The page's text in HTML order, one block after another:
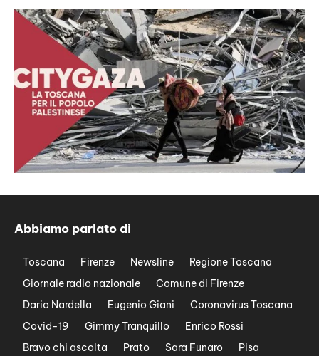
Abbiamo parlato di
Toscana Firenze Newsline
Regione Toscana
Giornale radio nazionale
Comune di Firenze
Dario Nardella
Eugenio Giani
Coronavirus Toscana
Covid-19
Gimmy Tranquillo
Enrico Rossi
Bravo chi ascolta
Prato Sara Funaro
Pisa